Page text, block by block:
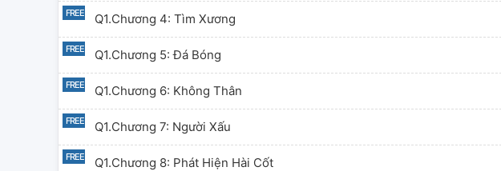
Q1.Chương 4: Tìm Xương
Q1.Chương 5: Đá Bóng
Q1.Chương 6: Không Thân
Q1.Chương 7: Người Xấu
Q1.Chương 8: Phát Hiện Hài Cốt